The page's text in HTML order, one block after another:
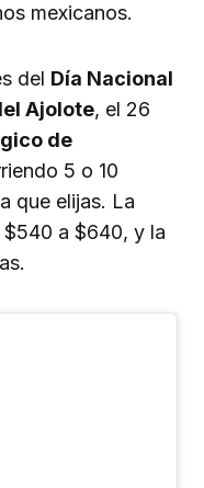
mexicanos.
del Día Nacional
Ajolote, el 26
de
5 o 10
que elijas. La
a $640, y la